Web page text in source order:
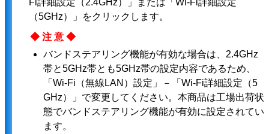
Fi詳細設定（2.4GHz）」または「Wi-Fi詳細設定
（5GHz）」をクリックします。
◆注意◆
バンドステアリング機能が有効な場合は、2.4GHz
帯と5GHz帯とも5GHz帯の設定内容であるため、
「Wi-Fi（無線LAN）設定」－「Wi-Fi詳細設定（5
GHz）」で変更してください。本商品は工場出荷状
態でバンドステアリング機能が有効に設定されてい
ます。